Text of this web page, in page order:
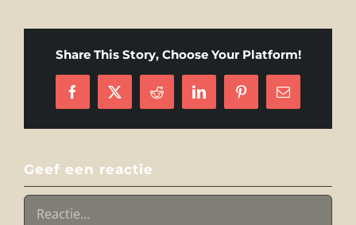
Share This Story, Choose Your Platform!
Facebook
X Reddit LinkedInPinterest
E-
mail
Geef een reactie
Reactie